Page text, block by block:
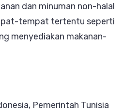
dan minuman non-halal
tempat tertentu seperti
menyediakan makanan-
Pemerintah Tunisia